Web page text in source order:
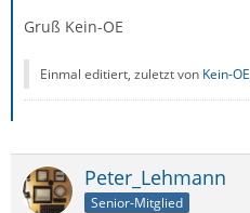
Gruß Kein-OE
Einmal editiert, zuletzt von Kein-OE
Peter_Lehmann
Senior-Mitglied